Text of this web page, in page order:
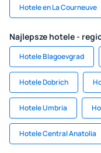
Hotele en La Courneuve
Najlepsze hotele -
Hotele Blagoevgrad
Hotele Dobrich
Hotele Umbria
Hotele Central Anatolia